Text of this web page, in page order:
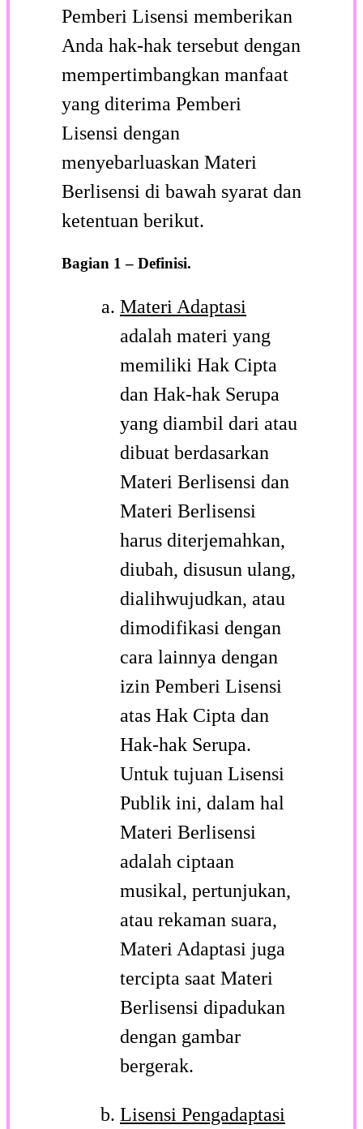
Pemberi Lisensi memberikan
Anda hak-hak tersebut dengan
mempertimbangkan manfaat
yang diterima Pemberi
Lisensi dengan
menyebarluaskan Materi
Berlisensi di bawah syarat dan
ketentuan berikut.
Bagian 1 – Definisi.
Materi Adaptasi
adalah materi yang
memiliki Hak Cipta
dan Hak-hak Serupa
yang diambil dari atau
dibuat berdasarkan
Materi Berlisensi dan
Materi Berlisensi
harus diterjemahkan,
diubah, disusun ulang,
dialihwujudkan, atau
dimodifikasi dengan
cara lainnya dengan
izin Pemberi Lisensi
atas Hak Cipta dan
Hak-hak Serupa.
Untuk tujuan Lisensi
Publik ini, dalam hal
Materi Berlisensi
adalah ciptaan
musikal, pertunjukan,
atau rekaman suara,
Materi Adaptasi juga
tercipta saat Materi
Berlisensi dipadukan
dengan gambar
bergerak.
Lisensi Pengadaptasi